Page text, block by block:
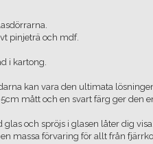
pinjeträ och mdf.
i kartong.
kan vara den ultimata
mått och en svart färg ger den
glas och spröjs i glasen låter dig
massa förvaring för allt från